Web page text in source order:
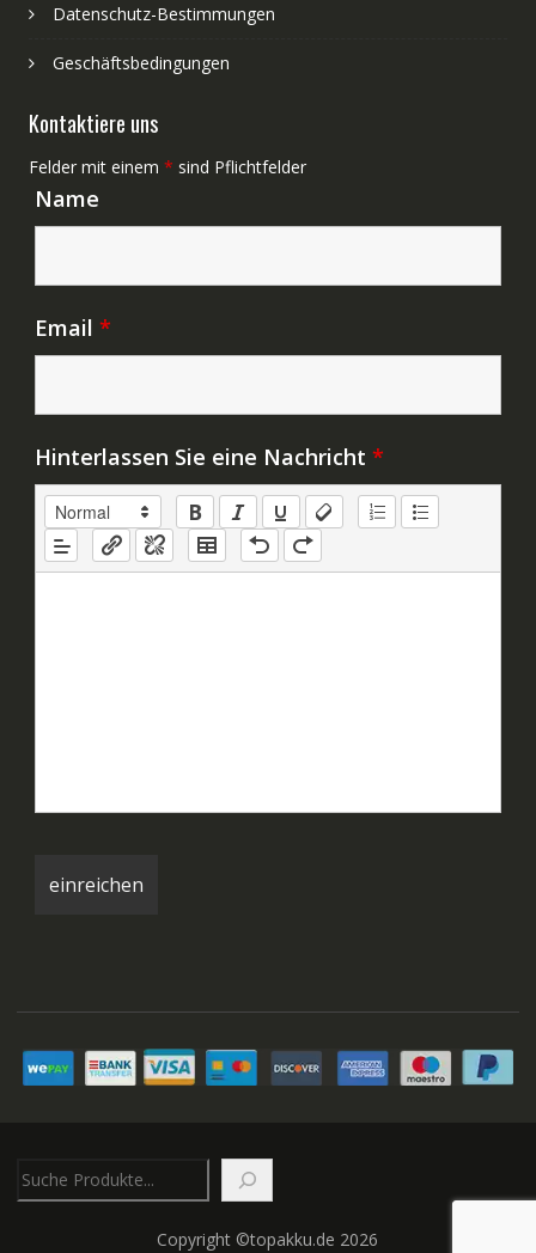
Datenschutz-Bestimmungen
Geschäftsbedingungen
Kontaktiere uns
Felder mit einem * sind Pflichtfelder
Name
Email *
Hinterlassen Sie eine Nachricht *
Copyright ©topakku.de 2026